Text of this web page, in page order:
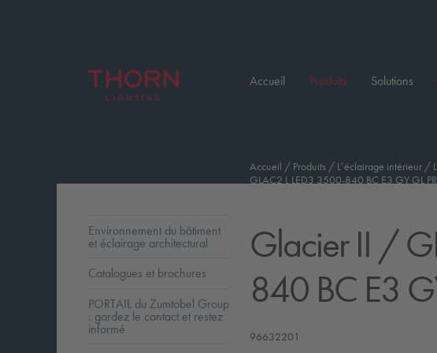
Accueil Produits Solutions
Accueil / Produits / L’éclairage intérieur /
GLAC2 L LED3 3500-840 BC E3 GY GL PR
Glacier II /
840 BC E3
96632201
Environnement du bâtiment
et éclairage architectural
Catalogues et brochures
PORTAIL du Zumtobel Group
: gardez le contact et restez
informé